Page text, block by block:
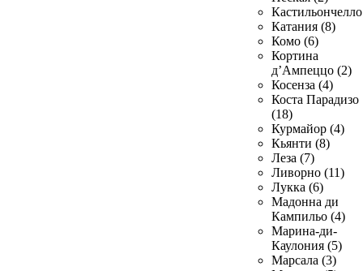
Катания (8)
Комо (6)
Кортина
д’Ампеццо (2)
Косенза (4)
Коста Парадизо
(18)
Курмайор (4)
Кьянти (8)
Леза (7)
Ливорно (11)
Лукка (6)
Мадонна ди
Кампильо (4)
Марина-ди-
Каулония (5)
Марсала (3)